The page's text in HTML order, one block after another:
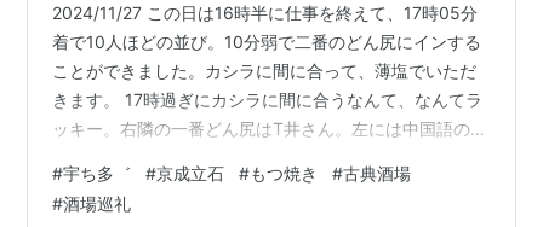
2024/11/27 この日は16時半に仕事を終えて、17時05分
着で10人ほどの並び。10分弱で二番のどん尻にインする
ことができました。カシラに間に合って、薄塩でいただ
きます。 17時過ぎにカシラに間に合うなんて、なんてラ
ッキー。右隣の一番どん尻はT井さん。左には中国語のカ
にも間に合って、素焼きお酢でいただきます。 ナンコツ
にも間に合うなんて、これまたラッキー。幸せを噛みし
#宇ち多゛ #京成立石 #もつ焼き #古典酒場
#酒場巡礼